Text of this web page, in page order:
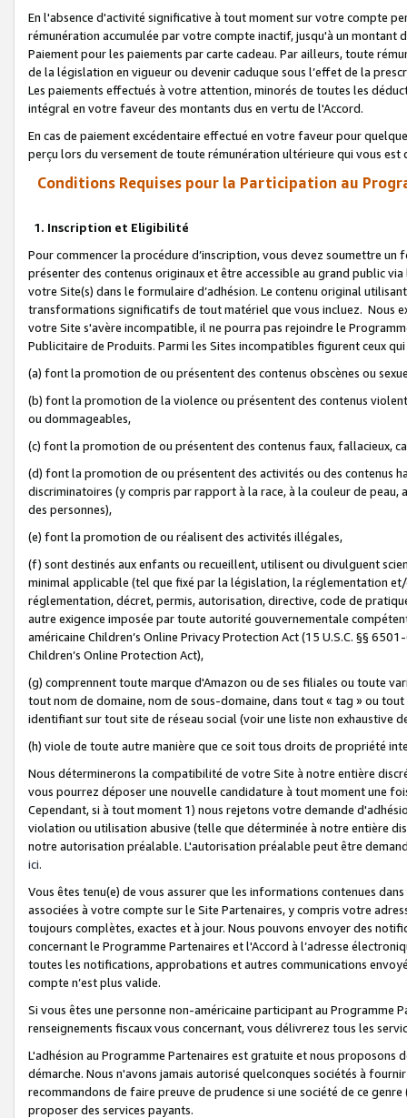
En l'absence d'activité significative à tout moment sur votre compte
rémunération accumulée par votre compte inactif, jusqu'à un montant
Paiement pour les paiements par carte cadeau. Par ailleurs, toute
de la législation en vigueur ou devenir caduque sous l’effet de la
Les paiements effectués à votre attention, minorés de toutes les
intégral en votre faveur des montants dus en vertu de l'Accord.
En cas de paiement excédentaire effectué en votre faveur pour
perçu lors du versement de toute rémunération ultérieure qui vous est
Conditions Requises pour la Participation au
1. Inscription et Eligibilité
Pour commencer la procédure d’inscription, vous devez soumettre
présenter des contenus originaux et être accessible au grand public
votre Site(s) dans le formulaire d’adhésion. Le contenu original
transformations significatifs de tout matériel que vous incluez. Nous
votre Site s'avère incompatible, il ne pourra pas rejoindre le
Publicitaire de Produits. Parmi les Sites incompatibles figurent ceux
(a) font la promotion de ou présentent des contenus obscènes ou
(b) font la promotion de la violence ou présentent des contenus
ou dommageables,
(c) font la promotion de ou présentent des contenus faux, fallacieux,
(d) font la promotion de ou présentent des activités ou des contenus
discriminatoires (y compris par rapport à la race, à la couleur de
des personnes),
(e) font la promotion de ou réalisent des activités illégales,
(f) sont destinés aux enfants ou recueillent, utilisent ou divulguent
minimal applicable (tel que fixé par la législation, la réglementation
réglementation, décret, permis, autorisation, directive, code de
autre exigence imposée par toute autorité gouvernementale
américaine Children’s Online Privacy Protection Act (15 U.S.C. §§
Children’s Online Protection Act),
(g) comprennent toute marque d'Amazon ou de ses filiales ou toute
tout nom de domaine, nom de sous-domaine, dans tout « tag » ou
identifiant sur tout site de réseau social (voir une liste non exhaustive
(h) viole de toute autre manière que ce soit tous droits de propriété
Nous déterminerons la compatibilité de votre Site à notre entière
vous pourrez déposer une nouvelle candidature à tout moment une
Cependant, si à tout moment 1) nous rejetons votre demande
violation ou utilisation abusive (telle que déterminée à notre entière
notre autorisation préalable. L'autorisation préalable peut être
ici.
Vous êtes tenu(e) de vous assurer que les informations contenues
associées à votre compte sur le Site Partenaires, y compris votre
toujours complètes, exactes et à jour. Nous pouvons envoyer des
concernant le Programme Partenaires et l'Accord à l’adresse
toutes les notifications, approbations et autres communications
compte n’est plus valide.
Si vous êtes une personne non-américaine participant au
renseignements fiscaux vous concernant, vous délivrerez tous les
L'adhésion au Programme Partenaires est gratuite et nous proposons
démarche. Nous n'avons jamais autorisé quelconques sociétés à
recommandons de faire preuve de prudence si une société de ce
proposer des services payants.